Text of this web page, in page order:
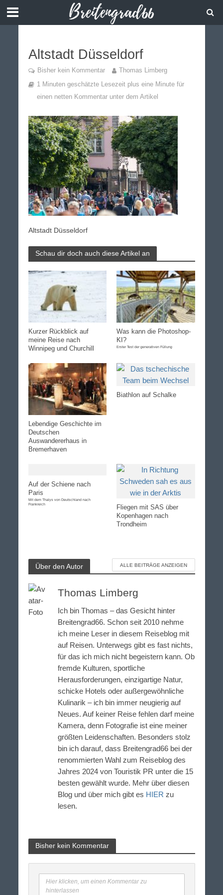
Altstadt Düsseldorf
Bisher kein Kommentar
Thomas Limberg
1 Minuten geschätzte Lesezeit plus eine Minute für
einen netten Kommentar unter dem Artikel
Altstadt Düsseldorf
Schau dir doch auch diese Artikel an
Kurzer Rückblick auf
meine Reise nach
Winnipeg und Churchill
Was kann die Photoshop-
KI?
Erster Test der generativen Füllung
Lebendige Geschichte im
Deutschen
Auswandererhaus in
Bremerhaven
Biathlon auf Schalke
Auf der Schiene nach
Paris
Mit dem Thalys von Deutschland nach
Frankreich
Fliegen mit SAS über
Kopenhagen nach
Trondheim
Über den Autor ALLE BEITRÄGE ANZEIGEN
Thomas Limberg
Ich bin Thomas – das Gesicht hinter
Breitengrad66. Schon seit 2010 nehme
ich meine Leser in diesem Reiseblog mit
auf Reisen. Unterwegs gibt es fast nichts,
für das ich mich nicht begeistern kann. Ob
fremde Kulturen, sportliche
Herausforderungen, einzigartige Natur,
schicke Hotels oder außergewöhnliche
Kulinarik – ich bin immer neugierig auf
Neues. Auf keiner Reise fehlen darf meine
Kamera, denn Fotografie ist eine meiner
größten Leidenschaften. Besonders stolz
bin ich darauf, dass Breitengrad66 bei der
renommierten Wahl zum Reiseblog des
Jahres 2024 von Touristik PR unter die 15
besten gewählt wurde. Mehr über diesen
Blog und über mich gibt es HIER zu
lesen.
Bisher kein Kommentar
Hier klicken, um einen Kommentar zu
hinterlassen